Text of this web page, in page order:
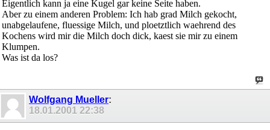
Eigentlich kann ja eine Kugel gar keine Seite haben.
Aber zu einem anderen Problem: Ich hab grad Milch gekocht,
unabgelaufene, fluessige Milch, und ploetztlich waehrend des
Kochens wird mir die Milch doch dick, kaest sie mir zu einem
Klumpen.
Was ist da los?
Wolfgang Mueller:
18.01.2001 22:38